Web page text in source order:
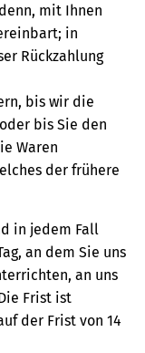
mit Ihnen
in
Rückzahlung
bis wir die
bis Sie den
Waren
der frühere
in jedem Fall
an dem Sie uns
an uns
Frist ist
der Frist von 14